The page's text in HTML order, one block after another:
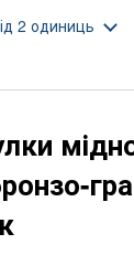
2 одиниць